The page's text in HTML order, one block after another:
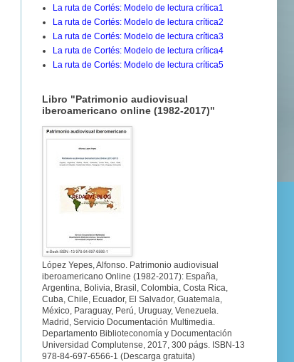
La ruta de Cortés: Modelo de lectura crítica1
La ruta de Cortés: Modelo de lectura crítica2
La ruta de Cortés: Modelo de lectura crítica3
La ruta de Cortés: Modelo de lectura crítica4
La ruta de Cortés: Modelo de lectura crítica5
Libro "Patrimonio audiovisual
iberoamericano online (1982-2017)"
López Yepes, Alfonso. Patrimonio audiovisual
iberoamericano Online (1982-2017): España,
Argentina, Bolivia, Brasil, Colombia, Costa Rica,
Cuba, Chile, Ecuador, El Salvador, Guatemala,
México, Paraguay, Perú, Uruguay, Venezuela.
Madrid, Servicio Documentación Multimedia.
Departamento Biblioteconomía y Documentación
Universidad Complutense, 2017, 300 págs. ISBN-13
978-84-697-6566-1 (Descarga gratuita)